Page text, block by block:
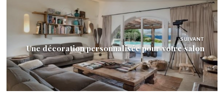
SUIVANT
Une décoration personnalisée pour votre salon